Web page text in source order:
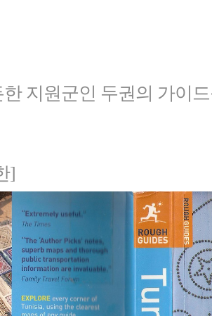
지원군인 두권의 가이
]